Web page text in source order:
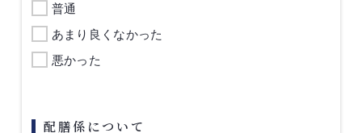
普通
あまり良くなかった
悪かった
配膳係について